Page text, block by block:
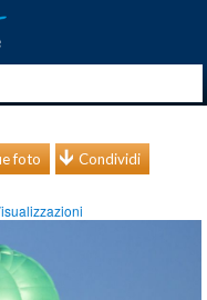
foto Condividi